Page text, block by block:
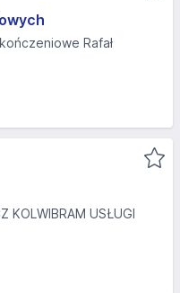
Rafał
KOLWIBRAM USŁUGI